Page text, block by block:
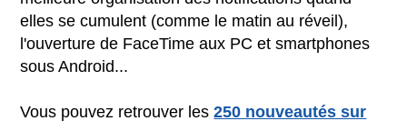
elles se cumulent (comme le matin au réveil),
l'ouverture de FaceTime aux PC et smartphones
sous Android...
Vous pouvez retrouver les250 nouveautés sur